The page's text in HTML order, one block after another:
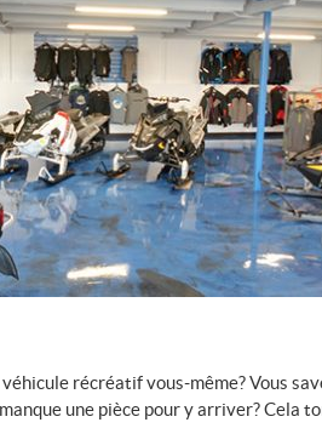
récréatif vous-même? Vous
une pièce pour y arriver? Cela